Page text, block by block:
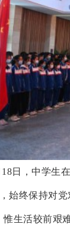
18日，中学生
始终保持对
惟生活较前